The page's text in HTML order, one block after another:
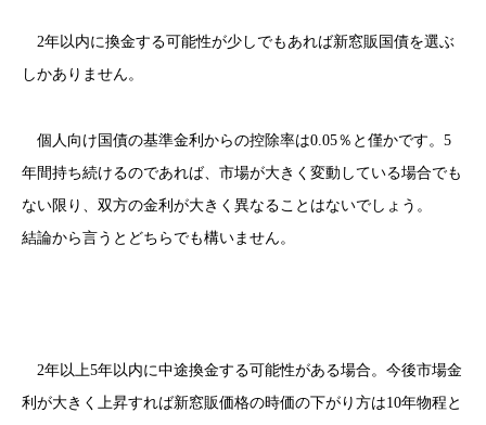
2年以内に換金する可能性が少しでもあれば新窓販国債を選ぶ
しかありません。
個人向け国債の基準金利からの控除率は0.05％と僅かです。5
年間持ち続けるのであれば、市場が大きく変動している場合でも
ない限り、双方の金利が大きく異なることはないでしょう。
結論から言うとどちらでも構いません。
2年以上5年以内に中途換金する可能性がある場合。今後市場金
利が大きく上昇すれば新窓販価格の時価の下がり方は10年物程と